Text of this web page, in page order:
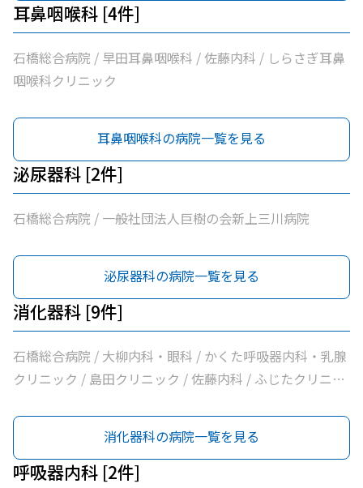
耳鼻咽喉科 [4件]
石橋総合病院 / 早田耳鼻咽喉科 / 佐藤内科 / しらさぎ耳鼻
咽喉科クリニック
耳鼻咽喉科の病院一覧を見る
泌尿器科 [2件]
石橋総合病院 / 一般社団法人巨樹の会新上三川病院
泌尿器科の病院一覧を見る
消化器科 [9件]
石橋総合病院 / 大柳内科・眼科 / かくた呼吸器内科・乳腺
クリニック / 島田クリニック / 佐藤内科 / ふじたクリニッ
リニックしらさぎ
消化器科の病院一覧を見る
呼吸器内科 [2件]